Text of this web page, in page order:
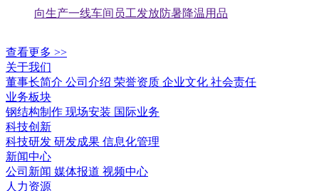
向生产一线车间员工发放防暑降温用品
查看更多 >>
关于我们
董事长简介 公司介绍 荣誉资质 企业文化 社会责任
业务板块
钢结构制作 现场安装 国际业务
科技创新
科技研发 研发成果 信息化管理
新闻中心
公司新闻 媒体报道 视频中心
人力资源